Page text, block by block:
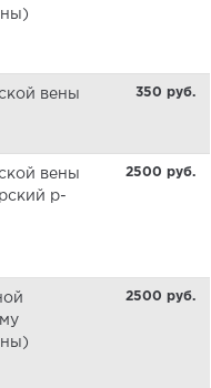
вены 350 pуб.
вены
р-
2500 pуб.
2500 pуб.